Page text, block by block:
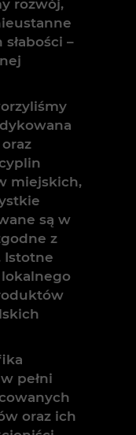
rozwój,
–
miejskich,
są w
z
Istotne
pełni
oraz ich